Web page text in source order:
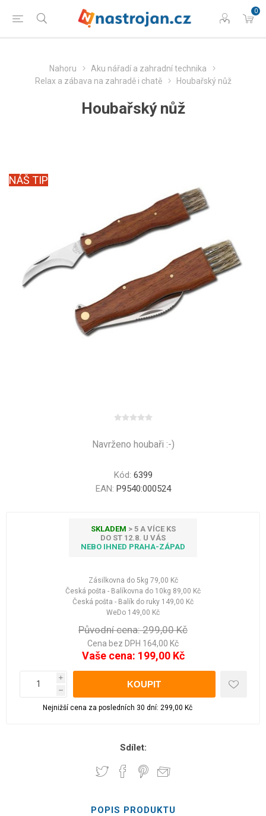
0
Nahoru
Aku nářadí a zahradní technika
Relax a zábava na zahradě i chatě
Houbařský nůž
Houbařský nůž
NÁŠ TIP
Navrženo houbaři :-)
Kód: 6399
EAN: P9540:000524
SKLADEM > 5 A VÍCE KS
DO ST 12.8. U VÁS
NEBO IHNED PRAHA-ZÁPAD
Zásilkovna do 5kg 79,00 Kč
Česká pošta - Balíkovna do 10kg 89,00 Kč
Česká pošta - Balík do ruky 149,00 Kč
WeDo 149,00 Kč
Původní cena: 299,00 Kč
Cena bez DPH 164,00 Kč
Vaše cena: 199,00 Kč
i
h
Nejnižší cena za posledních 30 dní: 299,00 Kč
Sdílet:
POPIS PRODUKTU